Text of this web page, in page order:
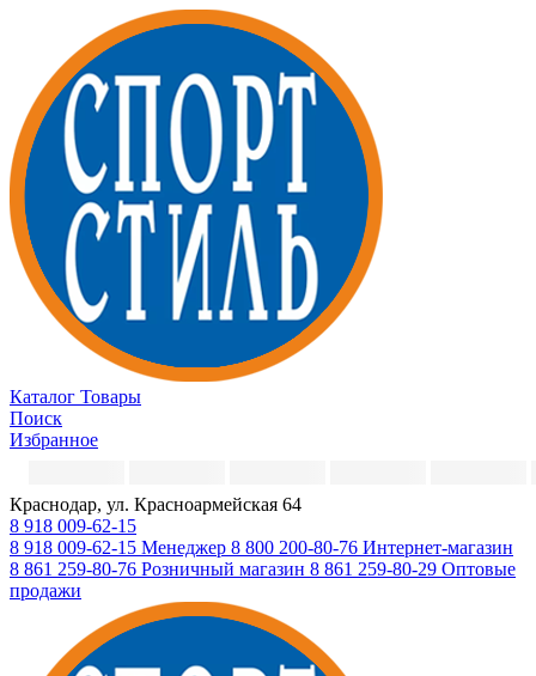
Каталог Товары
Поиск
Избранное
Краснодар, ул. Красноармейская 64
8 918 009-62-15
8 918 009-62-15 Менеджер 8 800 200-80-76 Интернет-магазин
8 861 259-80-76 Розничный магазин 8 861 259-80-29 Оптовые
продажи